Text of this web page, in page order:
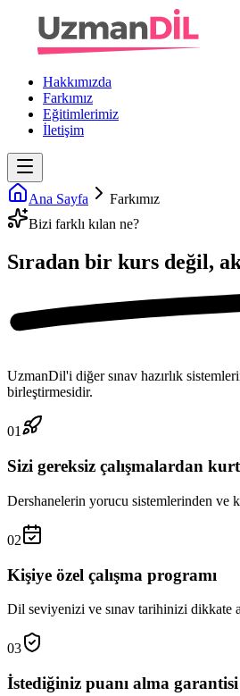
Hakkımızda
Farkımız
Eğitimlerimiz
İletişim
Ana Sayfa
Farkımız
Bizi farklı kılan ne?
Sıradan bir kurs değil,
UzmanDil'i diğer sınav hazırlık
birleştirmesidir.
01
Sizi gereksiz çalışmalardan
Dershanelerin yorucu sistemlerinden ve
02
Kişiye özel çalışma programı
Dil seviyenizi ve sınav tarihinizi dikkate
03
İstediğiniz puanı alma garantisi